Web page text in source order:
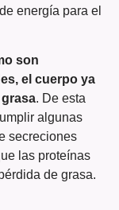
energía para el
son
el cuerpo ya
. De esta
algunas
secreciones
las proteínas
de grasa.